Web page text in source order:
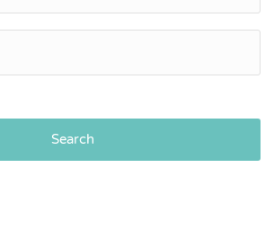
Search